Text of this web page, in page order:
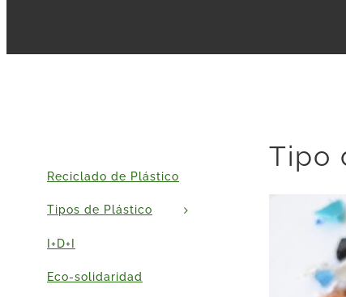
Tipo
Reciclado de Plástico
Tipos de Plástico
I+D+I
Eco-solidaridad